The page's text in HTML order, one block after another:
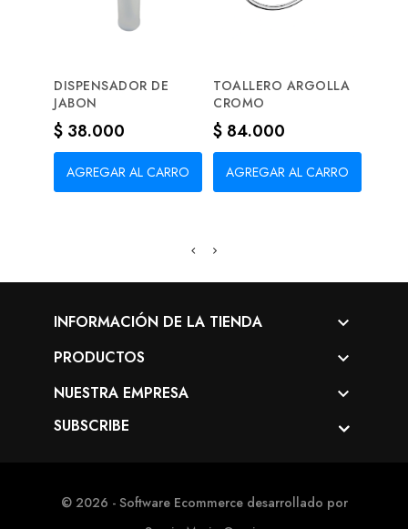
DISPENSADOR DE
JABON
Precio
$ 38.000
AGREGAR AL CARRO
TOALLERO ARGOLLA
CROMO
Precio
$ 84.000
AGREGAR AL CARRO
INFORMACIÓN DE LA TIENDA 
PRODUCTOS 
NUESTRA EMPRESA 
SUBSCRIBE
© 2026 - Software Ecommerce desarrollado por